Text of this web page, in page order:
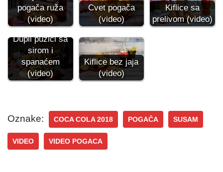
pogača ruža
(video)
Cvet pogača
(video)
Kiflice sa
prelivom (video)
Dupli pužići sa
sirom i
spanaćem
(video)
Kiflice bez jaja
(video)
Oznake: COCA COLA 2018 POGAČA SUSAM
VIDEO VIDEO POGACA